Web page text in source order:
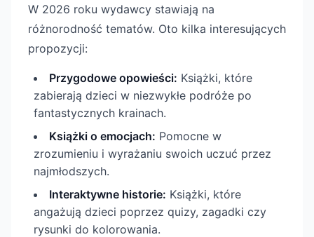
W 2026 roku wydawcy stawiają na
różnorodność tematów. Oto kilka interesujących
propozycji:
Przygodowe opowieści: Książki, które
zabierają dzieci w niezwykłe podróże po
fantastycznych krainach.
Książki o emocjach: Pomocne w
zrozumieniu i wyrażaniu swoich uczuć przez
najmłodszych.
Interaktywne historie: Książki, które
angażują dzieci poprzez quizy, zagadki czy
rysunki do kolorowania.